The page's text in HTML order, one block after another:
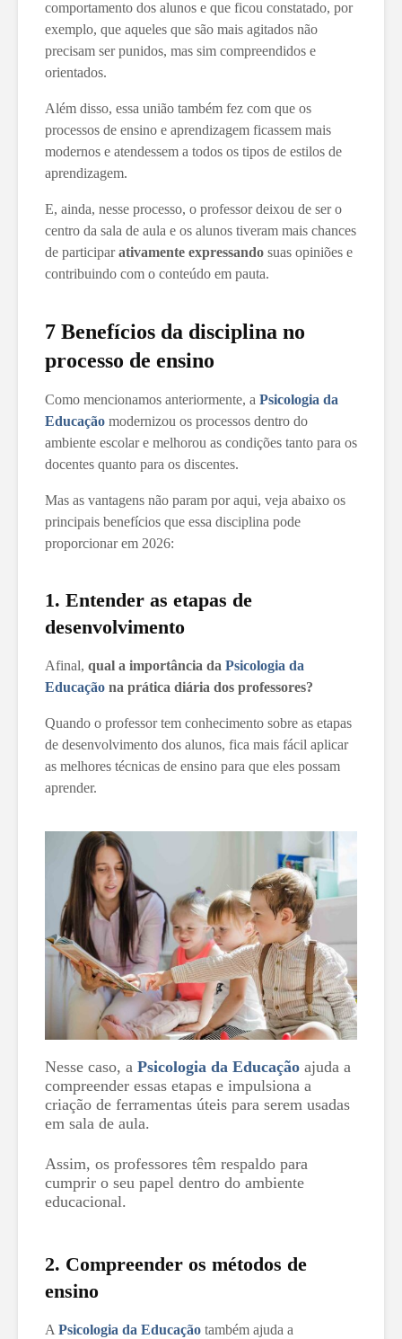
comportamento dos alunos e que ficou constatado, por
exemplo, que aqueles que são mais agitados não
precisam ser punidos, mas sim compreendidos e
orientados.
Além disso, essa união também fez com que os
processos de ensino e aprendizagem ficassem mais
modernos e atendessem a todos os tipos de estilos de
aprendizagem.
E, ainda, nesse processo, o professor deixou de ser o
centro da sala de aula e os alunos tiveram mais chances
de participarativamente expressando suas opiniões e
contribuindo com o conteúdo em pauta.
7 Benefícios da disciplina no
processo de ensino
Como mencionamos anteriormente, a Psicologia da
Educação modernizou os processos dentro do
ambiente escolar e melhorou as condições tanto para os
docentes quanto para os discentes.
Mas as vantagens não param por aqui, veja abaixo os
principais benefícios que essa disciplina pode
proporcionar em 2026:
1. Entender as etapas de
desenvolvimento
Afinal, qual a importância da Psicologia da
Educação na prática diária dos professores?
Quando o professor tem conhecimento sobre as etapas
de desenvolvimento dos alunos, fica mais fácil aplicar
as melhores técnicas de ensino para que eles possam
aprender.
Nesse caso, a Psicologia da Educação ajuda a
compreender essas etapas e impulsiona a
criação de ferramentas úteis para serem usadas
em sala de aula.
Assim, os professores têm respaldo para
cumprir o seu papel dentro do ambiente
educacional.
2. Compreender os métodos de
ensino
A Psicologia da Educação também ajuda a